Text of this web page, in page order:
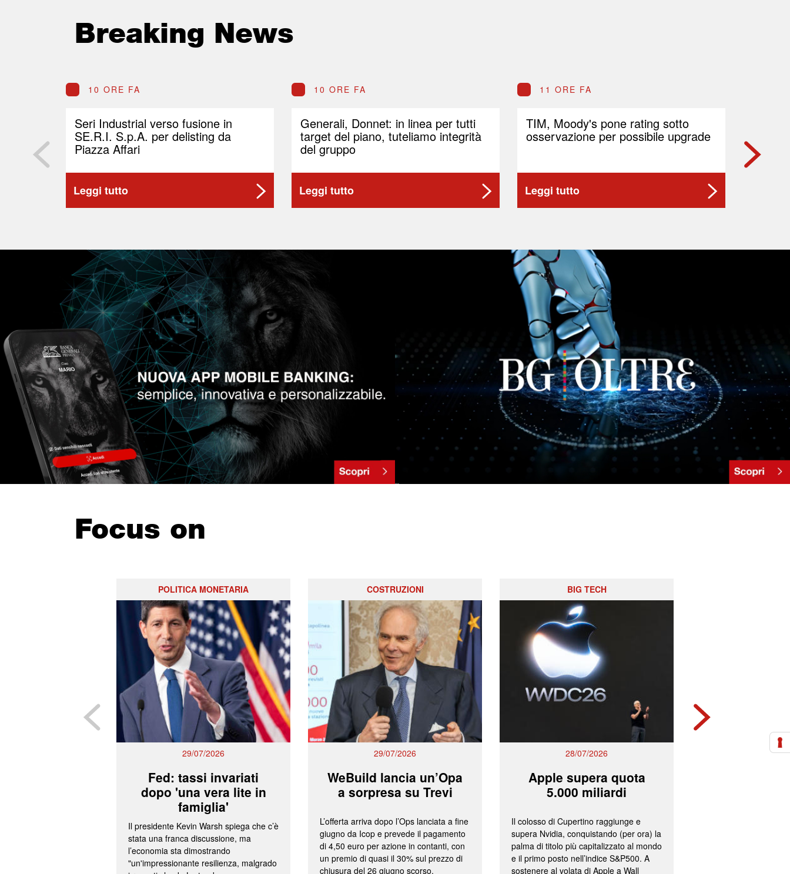
Breaking News
10 ORE FA
Seri Industrial verso fusione in
SE.R.I. S.p.A. per delisting da
Piazza Affari
Leggi tutto
10 ORE FA
Generali, Donnet: in linea per tutti
target del piano, tuteliamo integrità
del gruppo
Leggi tutto
11 ORE FA
TIM, Moody's pone rating sotto
osservazione per possibile upgrade
Leggi tutto
Focus on
POLITICA MONETARIA
29/07/2026
Fed: tassi invariati
dopo 'una vera lite in
famiglia'
Il presidente Kevin Warsh spiega che c’è
stata una franca discussione, ma
l’economia sta dimostrando
"un'impressionante resilienza, malgrado
COSTRUZIONI
29/07/2026
WeBuild lancia un’Opa
a sorpresa su Trevi
L’offerta arriva dopo l’Ops lanciata a fine
giugno da Icop e prevede il pagamento
di 4,50 euro per azione in contanti, con
un premio di quasi il 30% sul prezzo di
chiusura del 26 giugno scorso.
BIG TECH
28/07/2026
Apple supera quota
5.000 miliardi
Il colosso di Cupertino raggiunge e
supera Nvidia, conquistando (per ora) la
palma di titolo più capitalizzato al mondo
e il primo posto nell’indice S&P500. A
sostenere al volata di Apple a Wall
27/07/